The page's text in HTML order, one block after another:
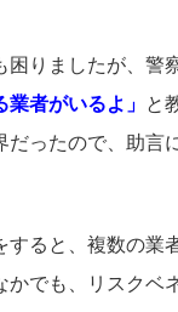
困りましたが、警
者がいるよ」 と
だったので、助言
すると、複数の業
かでも、リスクベ